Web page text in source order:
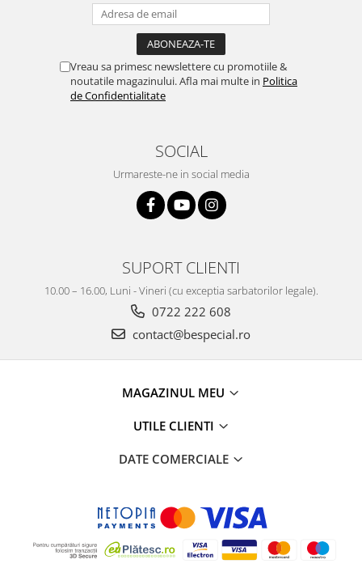
Vreau sa primesc newslettere cu promotiile &
noutatile magazinului. Afla mai multe in Politica
de Confidentialitate
SOCIAL
Urmareste-ne in social media
SUPORT CLIENTI
10.00 – 16.00, Luni - Vineri (cu exceptia sarbatorilor legale).
0722 222 608
contact@bespecial.ro
MAGAZINUL MEU
UTILE CLIENTI
DATE COMERCIALE